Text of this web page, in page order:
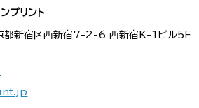
プリント
新宿区西新宿7-2-6 西新宿K-1ビル5F